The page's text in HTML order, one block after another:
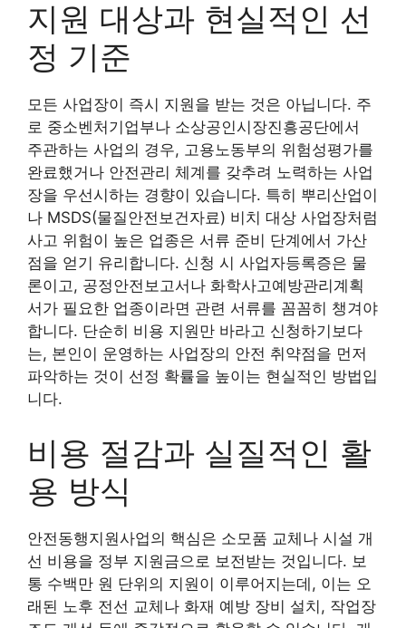
지원 대상과 현실적인 선
정 기준
모든 사업장이 즉시 지원을 받는 것은 아닙니다. 주
로 중소벤처기업부나 소상공인시장진흥공단에서
주관하는 사업의 경우, 고용노동부의 위험성평가를
완료했거나 안전관리 체계를 갖추려 노력하는 사업
장을 우선시하는 경향이 있습니다. 특히 뿌리산업이
나 MSDS(물질안전보건자료) 비치 대상 사업장처럼
사고 위험이 높은 업종은 서류 준비 단계에서 가산
점을 얻기 유리합니다. 신청 시 사업자등록증은 물
론이고, 공정안전보고서나 화학사고예방관리계획
서가 필요한 업종이라면 관련 서류를 꼼꼼히 챙겨야
합니다. 단순히 비용 지원만 바라고 신청하기보다
는, 본인이 운영하는 사업장의 안전 취약점을 먼저
파악하는 것이 선정 확률을 높이는 현실적인 방법입
니다.
비용 절감과 실질적인 활
용 방식
안전동행지원사업의 핵심은 소모품 교체나 시설 개
선 비용을 정부 지원금으로 보전받는 것입니다. 보
통 수백만 원 단위의 지원이 이루어지는데, 이는 오
래된 노후 전선 교체나 화재 예방 장비 설치, 작업장